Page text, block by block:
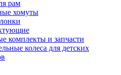
рам
хомуты
комплекты и запчасти
колеса для детских